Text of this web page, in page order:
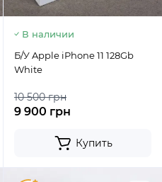
В наличии
Б/У Apple iPhone 11 128Gb
White
10 500 грн
9 900 грн
Купить